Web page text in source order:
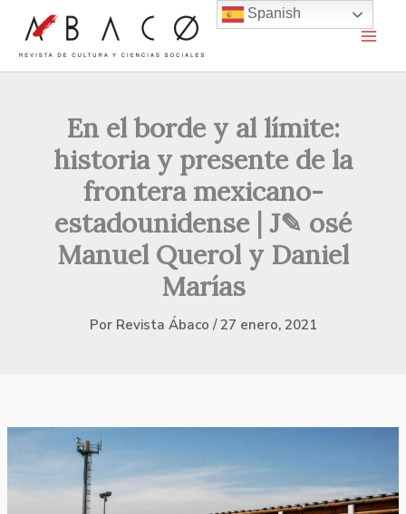
contenido
En el borde y al límite:
historia y presente de la
frontera mexicano-
estadounidense | J✎ osé
Manuel Querol y Daniel
Marías
Por Revista Ábaco /27 enero, 2021
Spanish